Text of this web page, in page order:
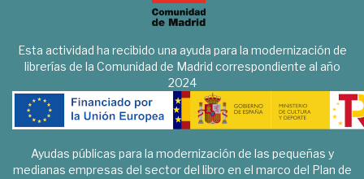
Esta actividad ha recibido una ayuda para la modernización de
librerías de la Comunidad de Madrid correspondiente al año
2024
Ayudas públicas para la modernización de las pequeñas y
medianas empresas del sector del libro en el marco del Plan de